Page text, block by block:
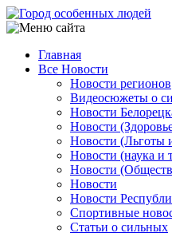
Перейти
к
содержанию
Main
navigation
Главная
Все Новости
Новости регионов
Видеосюжеты о
Новости
Новости
Новости (Льготы
Новости (наука и
Новости
Новости
Новости
Спортивные
Статьи о сильных